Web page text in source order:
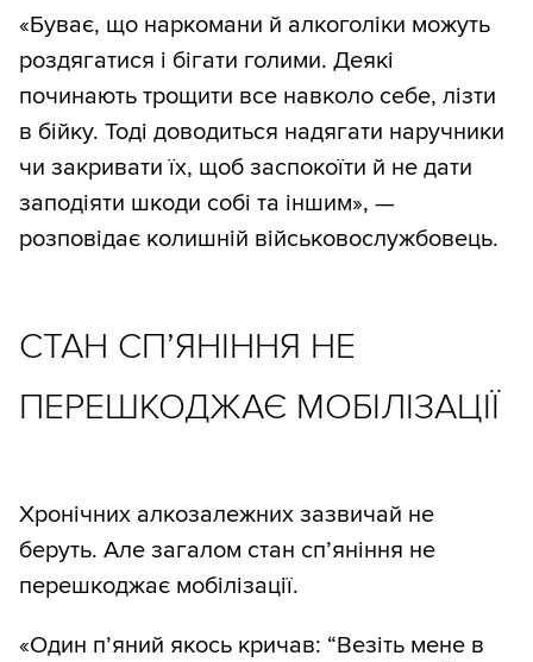
«Буває, що наркомани й алкоголіки можуть
роздягатися і бігати голими. Деякі
починають трощити все навколо себе, лізти
в бійку. Тоді доводиться надягати наручники
чи закривати їх, щоб заспокоїти й не дати
заподіяти шкоди собі та іншим», —
розповідає колишній військовослужбовець.
СТАН СП’ЯНІННЯ НЕ
ПЕРЕШКОДЖАЄ МОБІЛІЗАЦІЇ
Хронічних алкозалежних зазвичай не
беруть. Але загалом стан сп’яніння не
перешкоджає мобілізації.
«Один п’яний якось кричав: “Везіть мене в